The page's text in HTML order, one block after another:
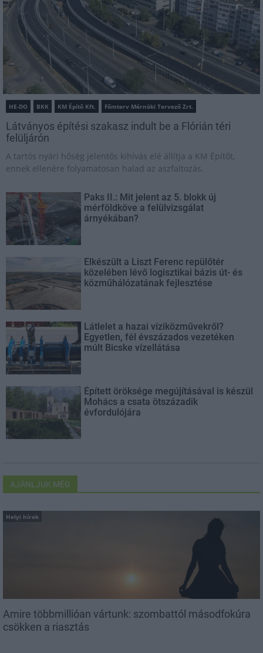
HE-DO BKK KM Építő Kft. Főmterv Mérnöki Tervező Zrt.
Látványos építési szakasz indult be a Flórián téri
felüljárón
A tartós nyári hőség jelentős kihívás elé állítja a KM Építőt,
ennek ellenére folyamatosan halad az aszfaltozás.
Paks II.: Mit jelent az 5. blokk új
mérföldköve a felülvizsgálat
árnyékában?
Elkészült a Liszt Ferenc repülőtér
közelében lévő logisztikai bázis út- és
közműhálózatának fejlesztése
Látlelet a hazai víziközművekről?
Egyetlen, fél évszázados vezetéken
múlt Bicske vízellátása
Épített öröksége megújításával is készül
Mohács a csata ötszázadik
évfordulójára
AJÁNLJUK MÉG
Helyi hírek
Amire többmillióan vártunk: szombattól másodfokúra
csökken a riasztás